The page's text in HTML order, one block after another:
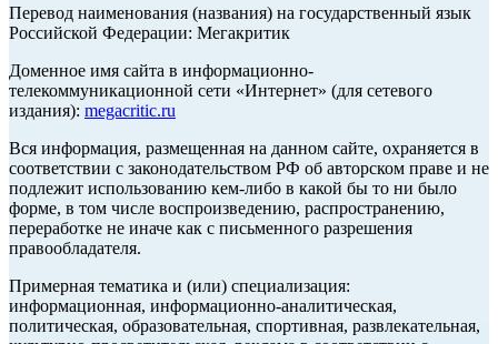
Перевод наименования (названия) на государственный язык
Российской Федерации: Мегакритик
Доменное имя сайта в информационно-
телекоммуникационной сети «Интернет» (для сетевого
издания): megacritic.ru
Вся информация, размещенная на данном сайте, охраняется в
соответствии с законодательством РФ об авторском праве и не
подлежит использованию кем-либо в какой бы то ни было
форме, в том числе воспроизведению, распространению,
переработке не иначе как с письменного разрешения
правообладателя.
Примерная тематика и (или) специализация:
информационная, информационно-аналитическая,
политическая, образовательная, спортивная, развлекательная,